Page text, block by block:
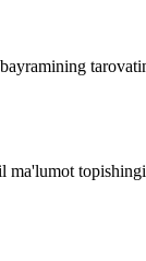
ma'lumot